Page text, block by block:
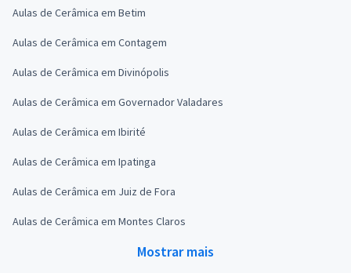
Aulas de Cerâmica em Betim
Aulas de Cerâmica em Contagem
Aulas de Cerâmica em Divinópolis
Aulas de Cerâmica em Governador Valadares
Aulas de Cerâmica em Ibirité
Aulas de Cerâmica em Ipatinga
Aulas de Cerâmica em Juiz de Fora
Aulas de Cerâmica em Montes Claros
Mostrar mais